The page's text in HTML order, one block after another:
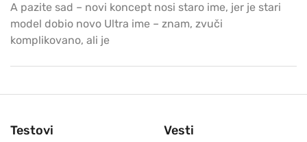
A pazite sad – novi koncept nosi staro ime, jer je stari
model dobio novo Ultra ime – znam, zvuči
komplikovano, ali je
Testovi Vesti